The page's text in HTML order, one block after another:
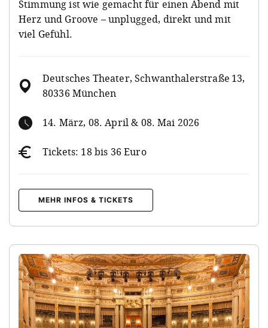
Stimmung ist wie gemacht für einen Abend mit
Herz und Groove – unplugged, direkt und mit
viel Gefühl.
Deutsches Theater, Schwanthalerstraße 13,
80336 München
14. März, 08. April & 08. Mai 2026
Tickets: 18 bis 36 Euro
MEHR INFOS & TICKETS